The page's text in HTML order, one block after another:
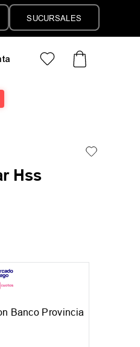
SUCURSALES
Hss
Banco Provincia